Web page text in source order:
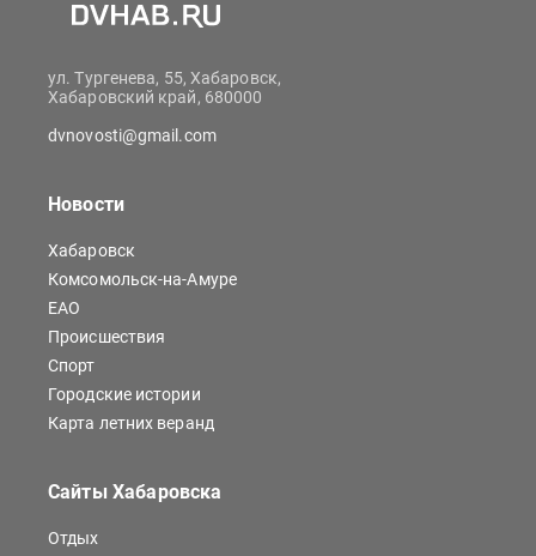
ул. Тургенева, 55, Хабаровск,
Хабаровский край, 680000
dvnovosti@gmail.com
Новости
Хабаровск
Комсомольск-на-Амуре
ЕАО
Происшествия
Спорт
Городские истории
Карта летних веранд
Сайты Хабаровска
Отдых